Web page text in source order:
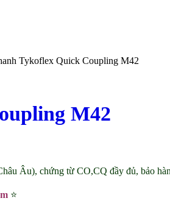
Tykoflex Quick Coupling M42
M42
Âu), chứng từ CO,CQ đầy đủ, bảo
⭐